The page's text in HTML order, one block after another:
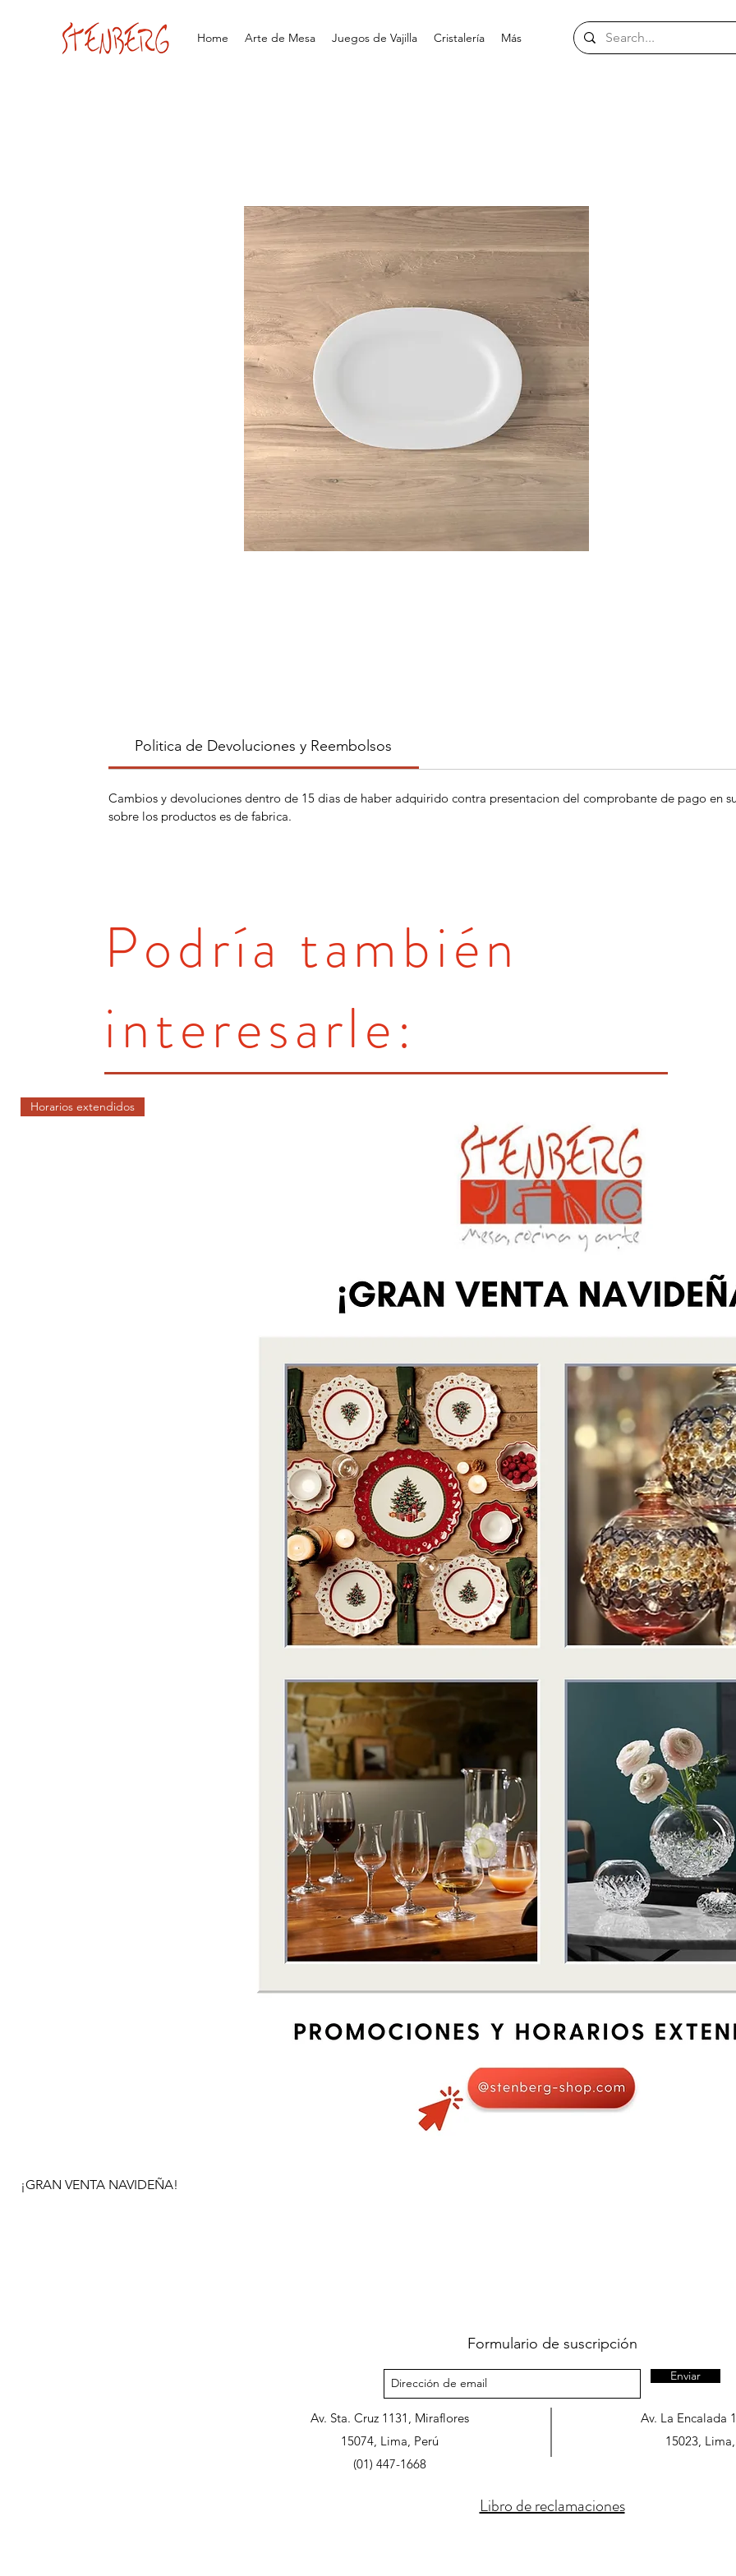
Home Arte de Mesa Juegos de Vajilla Cristalería Más
Politica de Devoluciones y Reembolsos
Cambios y devoluciones dentro de 15 dias de haber adquirido contra presentacion del comprobante de pago en
sobre los productos es de fabrica.
Horarios extendidos
¡GRAN VENTA NAVIDEÑA!
Podría también
interesarle:
Formulario de suscripción
Enviar
Av. Sta. Cruz 1131, Miraflores
15074, Lima, Perú
Av. La Encalada
15023,
(01) 447-1668
Libro de reclamaciones